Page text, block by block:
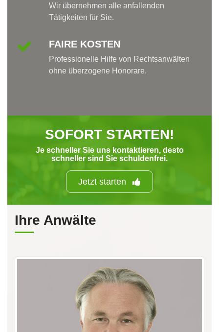
Wir übernehmen alle anfallenden
Tätigkeiten für Sie.
FAIRE KOSTEN
Professionelle Hilfe von Rechtsanwälten
ohne überzogene Honorare.
SOFORT STARTEN!
Je schneller Sie uns kontaktieren, desto
schneller sind Sie schuldenfrei.
Jetzt starten
Ihre Anwälte